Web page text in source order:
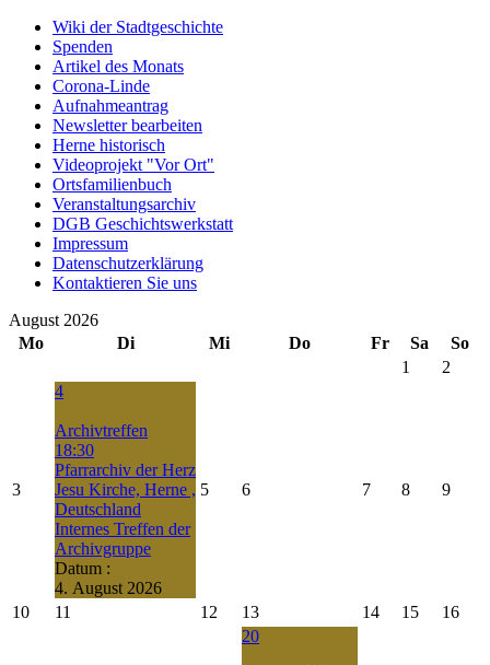
Wiki der Stadtgeschichte
Spenden
Artikel des Monats
Corona-Linde
Aufnahmeantrag
Newsletter bearbeiten
Herne historisch
Videoprojekt "Vor Ort"
Ortsfamilienbuch
Veranstaltungsarchiv
DGB Geschichtswerkstatt
Impressum
Datenschutzerklärung
Kontaktieren Sie uns
August 2026
Mo
Di Mi Do Fr Sa
So
1
2
3
4
Archivtreffen
18:30
Pfarrarchiv der Herz
Jesu Kirche, Herne ,
Deutschland
Internes Treffen der
Archivgruppe
Datum :
4. August 2026
5 6 7 8 9
10 11 12 13 14 15 16
20